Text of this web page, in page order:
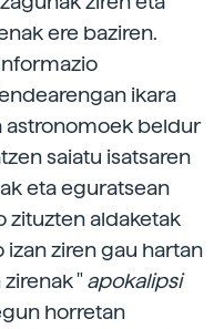
ere baziren.
ikara
astronomoek beldur
saiatu isatsaren
eta eguratsean
zituzten aldaketak
izan ziren gau hartan
"apokalipsi
horretan